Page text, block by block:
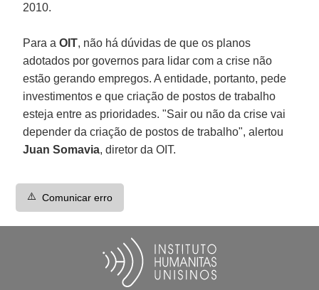
2010.
Para aOIT, não há dúvidas de que os planos
adotados por governos para lidar com a crise não
estão gerando empregos. A entidade, portanto, pede
investimentos e que criação de postos de trabalho
esteja entre as prioridades. "Sair ou não da crise vai
depender da criação de postos de trabalho", alertou
Juan Somavia, diretor da OIT.
⚠️ Comunicar erro